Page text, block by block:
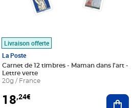
au panier
Livraison offerte
La Poste
Carnet de 12 timbres - Maman dans l'art -
Lettre verte
20g / France
18,24€